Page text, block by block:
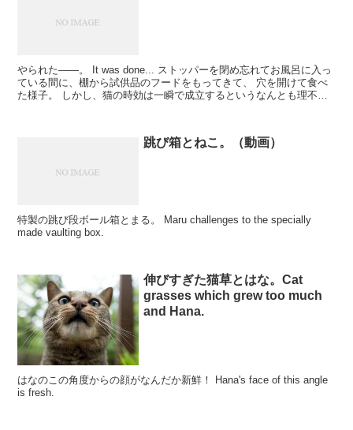
やられた――。 It was done... ストッパーを閉め忘れてお風呂に入っ
ている間に、棚から試供品のフードをもってきて、 穴を開けて食べ
た様子。 しかし、猫の時効は一瞬で成立するというなんとも理不尽
跳び箱とねこ。（動画）
特製の跳び段ボール箱とまる。 Maru challenges to the specially
made vaulting box.
伸びすぎた猫草とはな。Cat
grasses which grew too much
and Hana.
はなのこの角度からの顔がなんだか新鮮！ Hana's face of this angle
is fresh.